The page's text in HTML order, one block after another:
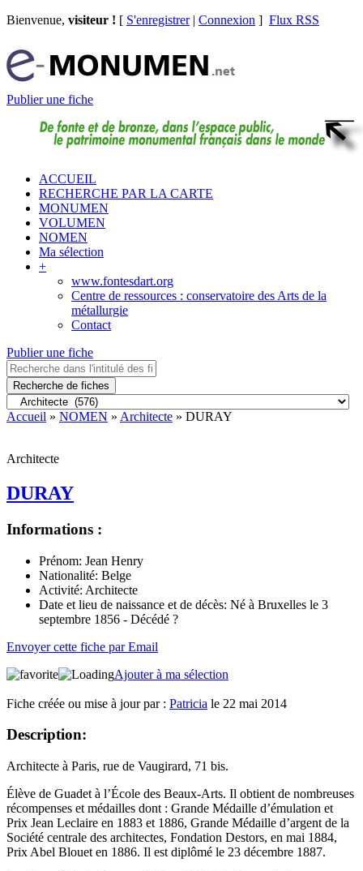
Bienvenue, visiteur ! [ S'enregistrer| Connexion ] Flux RSS
Publier une fiche
ACCUEIL
RECHERCHE PAR LA CARTE
MONUMEN
VOLUMEN
NOMEN
Ma sélection
+
www.fontesdart.org
Centre de ressources : conservatoire des Arts de la
métallurgie
Contact
Publier une fiche
Recherche de fiches
Accueil » NOMEN » Architecte » DURAY
Architecte
DURAY
Informations :
Prénom: Jean Henry
Nationalité: Belge
Activité: Architecte
Date et lieu de naissance et de décès: Né à Bruxelles le 3
septembre 1856 - Décédé ?
Envoyer cette fiche par Email
Ajouter à ma sélection
Fiche créée ou mise à jour par : Patricia le 22 mai 2014
Description:
Architecte à Paris, rue de Vaugirard, 71 bis.
Élève de Guadet à l’École des Beaux-Arts. Il obtient de nombreuses
récompenses et médailles dont : Grande Médaille d’émulation et
Prix Jean Leclaire en 1883 et 1886, Grande Médaille d’argent de la
Société centrale des architectes, Fondation Destors, en mai 1884,
Prix Abel Blouet en 1886. Il est diplômé le 23 décembre 1887.